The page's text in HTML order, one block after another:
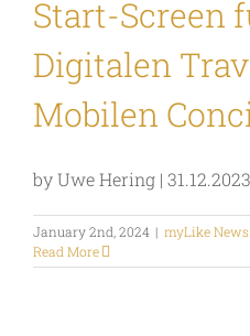
Start-Screen
Digitalen
Mobilen
by Uwe Hering |
January 2nd, 2024 | myLike News
Read More